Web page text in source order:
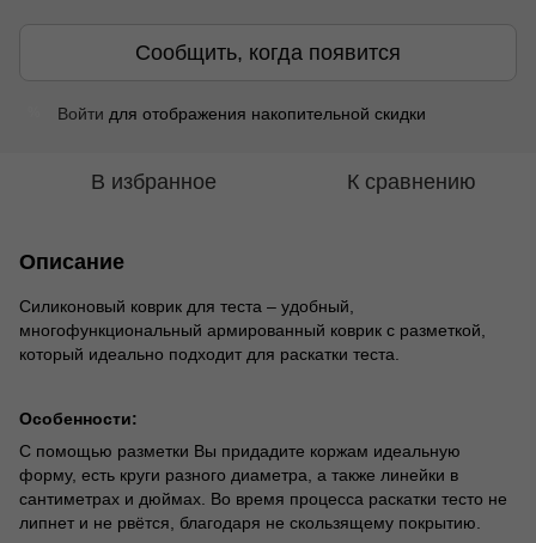
Сообщить, когда появится
Войти для отображения накопительной скидки
В избранное К сравнению
Описание
Силиконовый коврик для теста – удобный,
многофункциональный армированный коврик с разметкой,
который идеально подходит для раскатки теста.
Особенности:
С помощью разметки Вы придадите коржам идеальную
форму, есть круги разного диаметра, а также линейки в
сантиметрах и дюймах. Во время процесса раскатки тесто не
липнет и не рвётся, благодаря не скользящему покрытию.